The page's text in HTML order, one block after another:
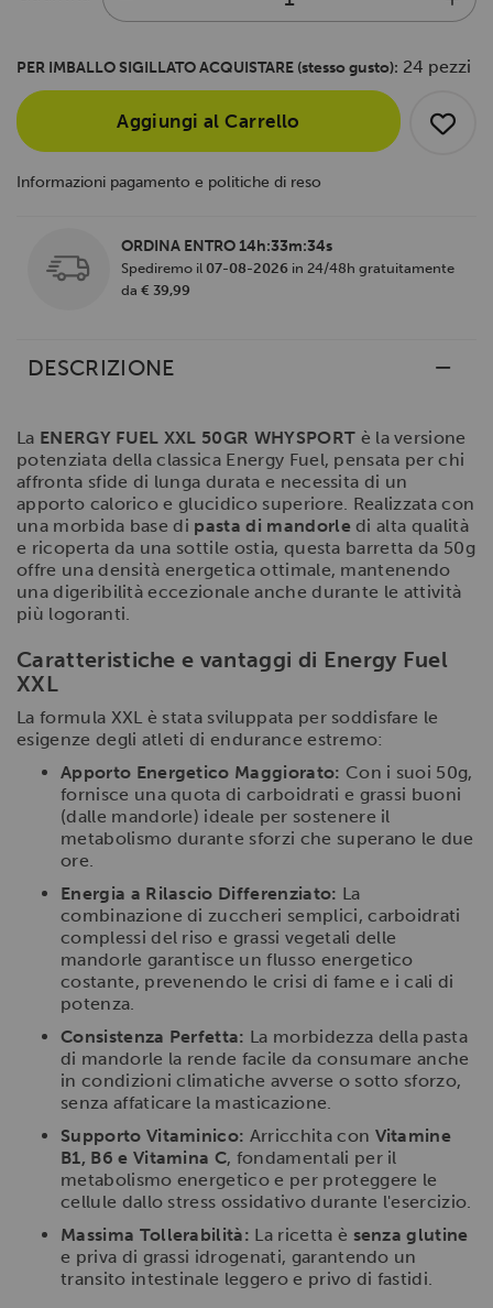
PER IMBALLO SIGILLATO ACQUISTARE (stesso gusto): 24 pezzi
Aggiungi al Carrello
Informazioni pagamento e politiche di reso
ORDINA ENTRO14h:33m:33s
Spediremo il 07-08-2026 in 24/48h gratuitamente
da € 39,99
DESCRIZIONE
La ENERGY FUEL XXL 50GR WHYSPORT è la versione
potenziata della classica Energy Fuel, pensata per chi
affronta sfide di lunga durata e necessita di un
apporto calorico e glucidico superiore. Realizzata con
una morbida base di pasta di mandorledi alta qualità
e ricoperta da una sottile ostia, questa barretta da 50g
offre una densità energetica ottimale, mantenendo
una digeribilità eccezionale anche durante le attività
più logoranti.
Caratteristiche e vantaggi di Energy Fuel
XXL
La formula XXL è stata sviluppata per soddisfare le
esigenze degli atleti di endurance estremo:
Apporto Energetico Maggiorato: Con i suoi 50g,
fornisce una quota di carboidrati e grassi buoni
(dalle mandorle) ideale per sostenere il
metabolismo durante sforzi che superano le due
ore.
Energia a Rilascio Differenziato: La
combinazione di zuccheri semplici, carboidrati
complessi del riso e grassi vegetali delle
mandorle garantisce un flusso energetico
costante, prevenendo le crisi di fame e i cali di
potenza.
Consistenza Perfetta: La morbidezza della pasta
di mandorle la rende facile da consumare anche
in condizioni climatiche avverse o sotto sforzo,
senza affaticare la masticazione.
Supporto Vitaminico: Arricchita con Vitamine
B1, B6 e Vitamina C, fondamentali per il
metabolismo energetico e per proteggere le
cellule dallo stress ossidativo durante l'esercizio.
Massima Tollerabilità: La ricetta è senza glutine
e priva di grassi idrogenati, garantendo un
transito intestinale leggero e privo di fastidi.